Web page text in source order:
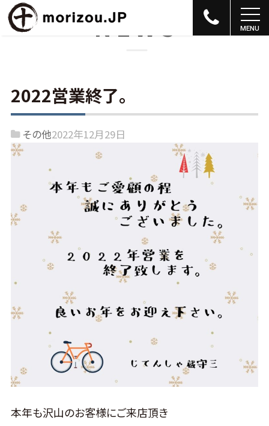
NEWS
2022営業終了。
その他2022年12月29日
本年も沢山のお客様にご来店頂き